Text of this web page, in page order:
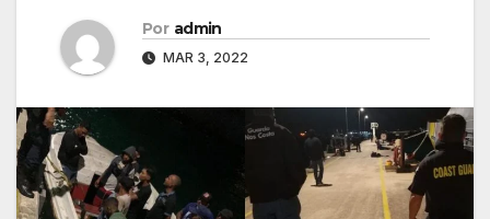
Por admin
MAR 3, 2022